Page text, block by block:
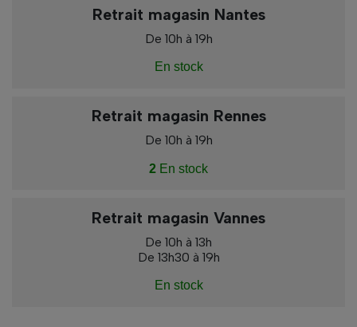
Retrait magasin Nantes
De 10h à 19h
En stock
Retrait magasin Rennes
De 10h à 19h
2 En stock
Retrait magasin Vannes
De 10h à 13h
De 13h30 à 19h
En stock